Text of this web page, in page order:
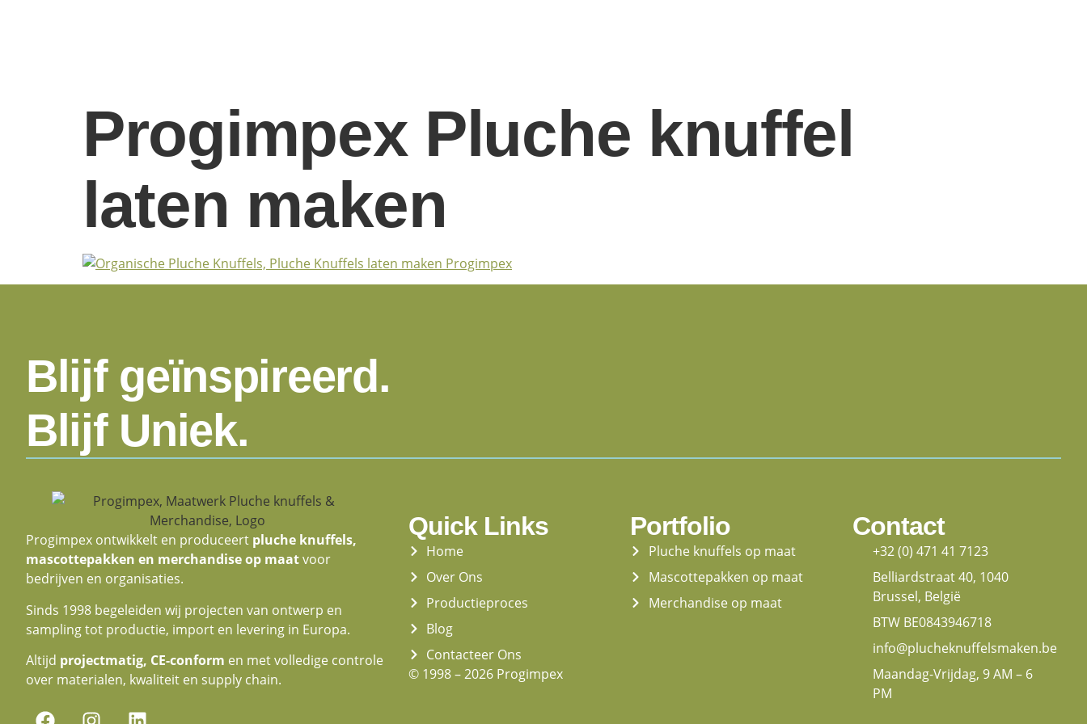
Progimpex Pluche knuffel
laten maken
Blijf geïnspireerd.
Blijf Uniek.
Progimpex ontwikkelt en produceert pluche knuffels,
mascottepakken en merchandise op maatvoor
bedrijven en organisaties.
Sinds 1998 begeleiden wij projecten van ontwerp en
sampling tot productie, import en levering in Europa.
Altijd projectmatig, CE-conform en met volledige controle
over materialen, kwaliteit en supply chain.
Quick Links
Home
Over Ons
Productieproces
Blog
Contacteer Ons
© 1998 – 2026 Progimpex
Portfolio
Pluche knuffels op maat
Mascottepakken op maat
Merchandise op maat
Contact
+32 (0) 471 41 7123
Belliardstraat 40, 1040
Brussel, België
BTW BE0843946718
info@plucheknuffelsmaken.be
Maandag-Vrijdag, 9 AM – 6
PM